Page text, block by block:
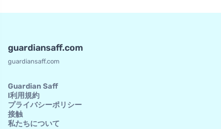
guardiansaff.com
guardiansaff.com
Guardian Saff
l利用規約
プライバシーポリシー
接触
私たちについて